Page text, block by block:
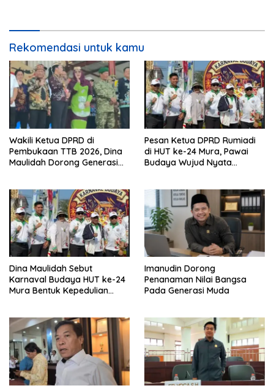
Rekomendasi untuk kamu
Wakili Ketua DPRD di
Pembukaan TTB 2026, Dina
Maulidah Dorong Generasi
Pesan Ketua DPRD Rumiadi
di HUT ke-24 Mura, Pawai
Budaya Wujud Nyata
Dina Maulidah Sebut
Karnaval Budaya HUT ke-24
Mura Bentuk Kepedulian
Imanudin Dorong
Penanaman Nilai Bangsa
Pada Generasi Muda